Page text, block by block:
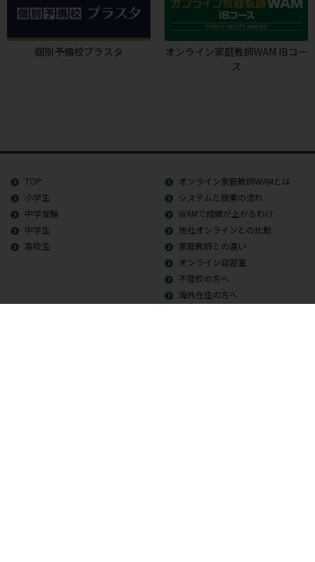
個別予備校プラスタ
オンライン家庭教師WAM IBコー
ス
TOP
小学生
中学受験
中学生
高校生
オンライン家庭教師WAMとは
システムと授業の流れ
WAMで成績が上がるわけ
他社オンラインとの比較
家庭教師との違い
オンライン自習室
不登校の方へ
海外在住の方へ